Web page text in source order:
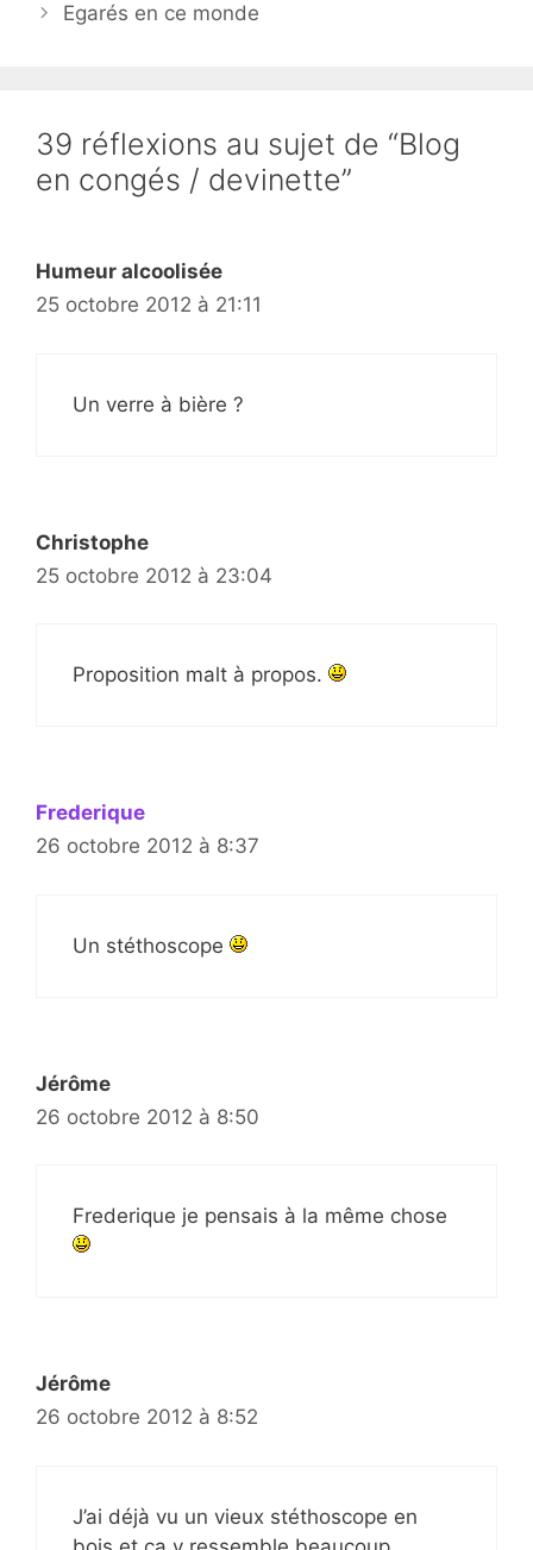
Egarés en ce monde
39 réflexions au sujet de “Blog
en congés / devinette”
Humeur alcoolisée
25 octobre 2012 à 21:11
Un verre à bière ?
Christophe
25 octobre 2012 à 23:04
Proposition malt à propos.
Frederique
26 octobre 2012 à 8:37
Un stéthoscope
Jérôme
26 octobre 2012 à 8:50
Frederique je pensais à la même chose
Jérôme
26 octobre 2012 à 8:52
J’ai déjà vu un vieux stéthoscope en